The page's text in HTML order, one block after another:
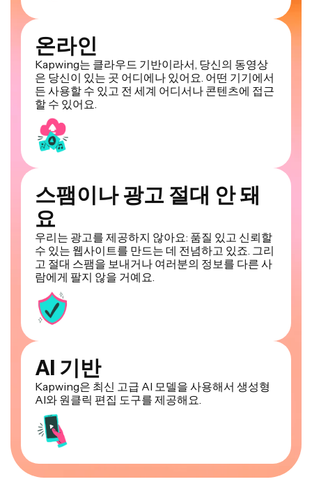
온라인
Kapwing는 클라우드 기반이라서, 당신의 동영상
은 당신이 있는 곳 어디에나 있어요. 어떤 기기에서
든 사용할 수 있고 전 세계 어디서나 콘텐츠에 접근
할 수 있어요.
스팸이나 광고 절대 안 돼
요
우리는 광고를 제공하지 않아요: 품질 있고 신뢰할
수 있는 웹사이트를 만드는 데 전념하고 있죠. 그리
고 절대 스팸을 보내거나 여러분의 정보를 다른 사
람에게 팔지 않을 거예요.
AI 기반
Kapwing은 최신 고급 AI 모델을 사용해서 생성형
AI와 원클릭 편집 도구를 제공해요.